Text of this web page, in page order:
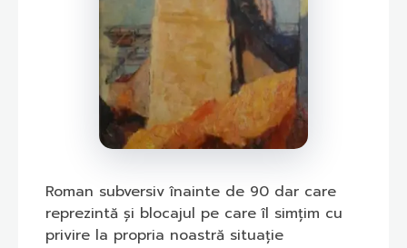
Roman subversiv înainte de 90 dar care
reprezintă și blocajul pe care îl simțim cu
privire la propria noastră situație